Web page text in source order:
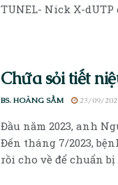
TUNEL- Nick X-dUTP
Chữa sỏi tiết
BS. HOÀNG SẦM 23/09/
Đầu năm 2023, anh
Đến tháng 7/2023,
rồi cho về để chuẩn bị